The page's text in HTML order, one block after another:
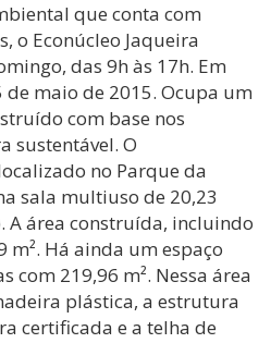
que conta com
o Econúcleo Jaqueira
das 9h às 17h. Em
maio de 2015. Ocupa um
com base nos
sustentável. O
no Parque da
sala multiuso de 20,23
A área construída, incluindo
m². Há ainda um espaço
com 219,96 m². Nessa área
plástica, a estrutura
certificada e a telha de